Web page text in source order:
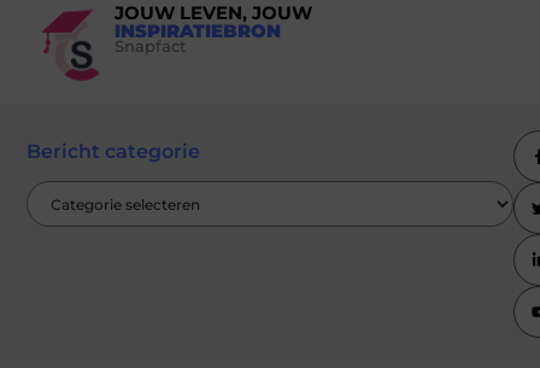
JOUW LEVEN, JOUW
INSPIRATIEBRON
Snapfact
Bericht categorie